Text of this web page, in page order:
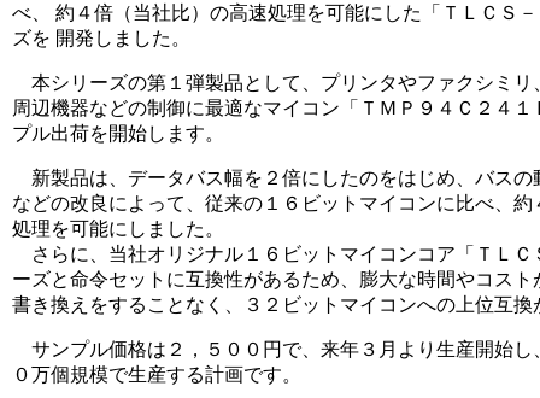
べ、 約４倍（当社比）の高速処理を可能にした「ＴＬＣＳ
ズを 開発しました。
本シリーズの第１弾製品として、プリンタやファクシミリ
周辺機器などの制御に最適なマイコン「ＴＭＰ９４Ｃ２４
プル出荷を開始します。
新製品は、データバス幅を２倍にしたのをはじめ、バスの
などの改良によって、従来の１６ビットマイコンに比べ、
処理を可能にしました。
さらに、当社オリジナル１６ビットマイコンコア「ＴＬＣ
ーズと命令セットに互換性があるため、膨大な時間やコス
書き換えをすることなく、３２ビットマイコンへの上位互
サンプル価格は２，５００円で、来年３月より生産開始し
０万個規模で生産する計画です。